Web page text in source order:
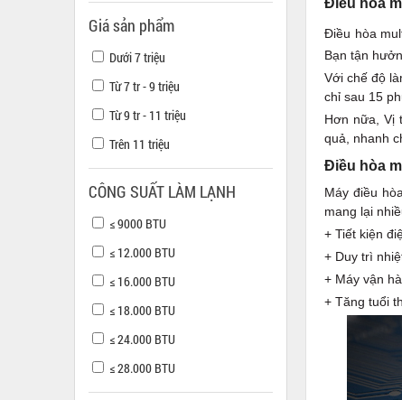
Giá sản phẩm
Dưới 7 triệu
Từ 7 tr - 9 triệu
Từ 9 tr - 11 triệu
Trên 11 triệu
CÔNG SUẤT LÀM LẠNH
≤ 9000 BTU
≤ 12.000 BTU
≤ 16.000 BTU
≤ 18.000 BTU
≤ 24.000 BTU
≤ 28.000 BTU
Điều hòa
Điều hòa
Bạn tận
Với chế độ
chỉ sau 15
Hơn nữa, Vị
quả, nhanh
Điều hòa
Máy điều
mang lại
+ Tiết kiện
+ Duy trì
+ Máy vận
+ Tăng tuổi